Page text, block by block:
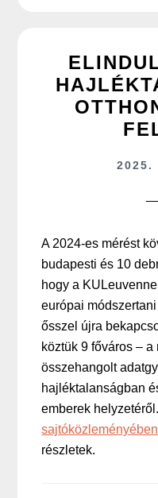
2025.
A 2024-es mérést
budapesti és 10
hogy a
európai
ősszel újra
köztük 9 főváros –
összehangolt
hajléktalanságban
emberek
sajtóközleményében
részletek.